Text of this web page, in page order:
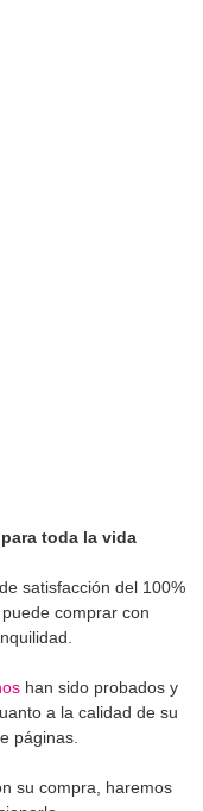
toda la vida
satisfacción del 100%
comprar con
han sido probados y
a la calidad de su
páginas.
su compra, haremos